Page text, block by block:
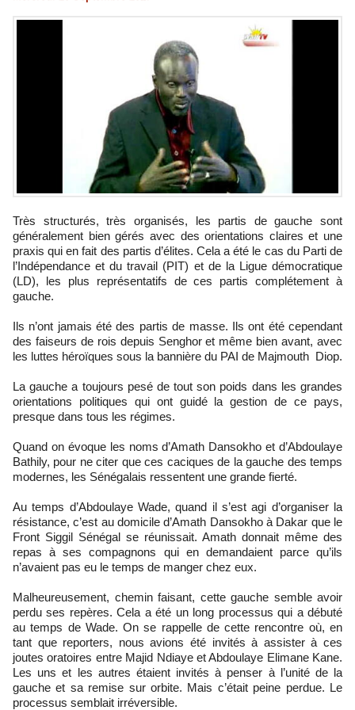
Très structurés, très organisés, les partis de gauche sont
généralement bien gérés avec des orientations claires et une
praxis qui en fait des partis d’élites. Cela a été le cas du Parti de
l’Indépendance et du travail (PIT) et de la Ligue démocratique
(LD), les plus représentatifs de ces partis complétement à
gauche.
Ils n’ont jamais été des partis de masse. Ils ont été cependant
des faiseurs de rois depuis Senghor et même bien avant, avec
les luttes héroïques sous la bannière du PAI de Majmouth Diop.
La gauche a toujours pesé de tout son poids dans les grandes
orientations politiques qui ont guidé la gestion de ce pays,
presque dans tous les régimes.
Quand on évoque les noms d’Amath Dansokho et d’Abdoulaye
Bathily, pour ne citer que ces caciques de la gauche des temps
modernes, les Sénégalais ressentent une grande fierté.
Au temps d’Abdoulaye Wade, quand il s’est agi d’organiser la
résistance, c’est au domicile d’Amath Dansokho à Dakar que le
Front Siggil Sénégal se réunissait. Amath donnait même des
repas à ses compagnons qui en demandaient parce qu’ils
n’avaient pas eu le temps de manger chez eux.
Malheureusement, chemin faisant, cette gauche semble avoir
perdu ses repères. Cela a été un long processus qui a débuté
au temps de Wade. On se rappelle de cette rencontre où, en
tant que reporters, nous avions été invités à assister à ces
joutes oratoires entre Majid Ndiaye et Abdoulaye Elimane Kane.
Les uns et les autres étaient invités à penser à l’unité de la
gauche et sa remise sur orbite. Mais c’était peine perdue. Le
processus semblait irréversible.